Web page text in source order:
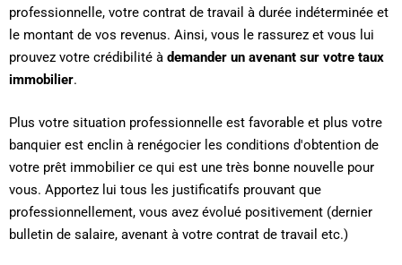
professionnelle, votre contrat de travail à durée indéterminée et
le montant de vos revenus. Ainsi, vous le rassurez et vous lui
prouvez votre crédibilité à demander un avenant sur votre taux
immobilier.
Plus votre situation professionnelle est favorable et plus votre
banquier est enclin à renégocier les conditions d'obtention de
votre prêt immobilier ce qui est une très bonne nouvelle pour
vous. Apportez lui tous les justificatifs prouvant que
professionnellement, vous avez évolué positivement (dernier
bulletin de salaire, avenant à votre contrat de travail etc.)